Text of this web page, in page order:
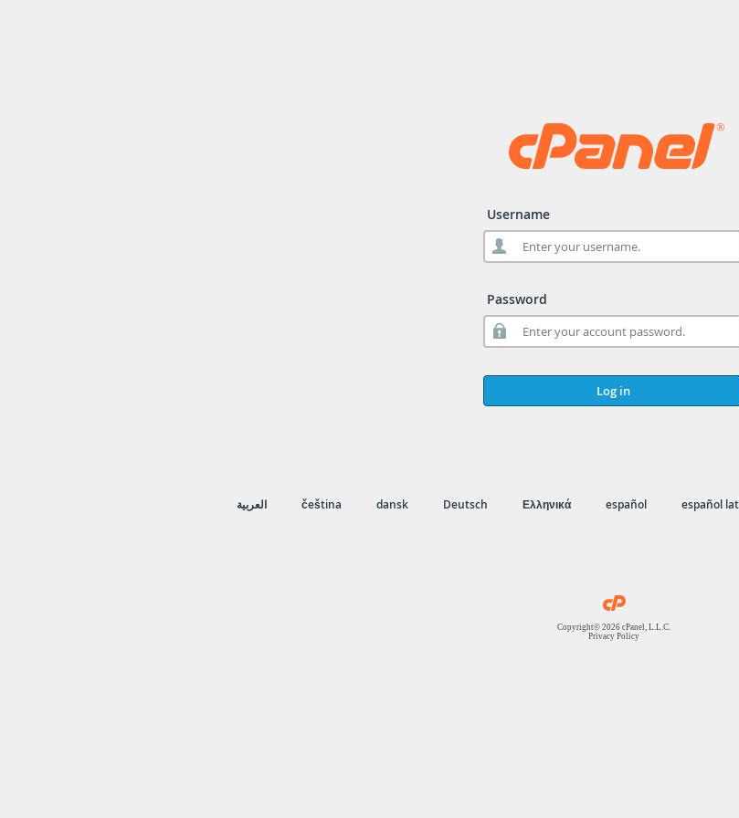
Username
Password
Log in
العربية čeština dansk Deutsch Ελληνικά español español
Copyright© 2026 cPanel, L.L.C.
Privacy Policy